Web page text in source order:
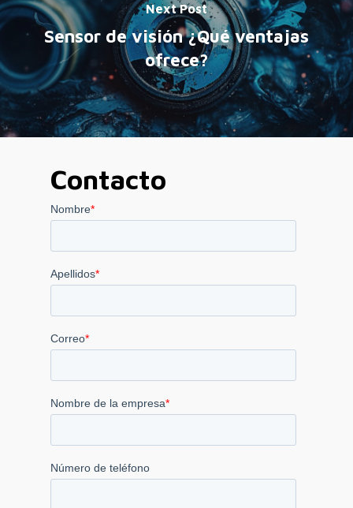
Next Post
Sensor de visión ¿Qué ventajas
ofrece?
Contacto